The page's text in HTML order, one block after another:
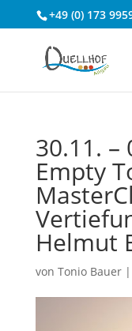
+49 (0) 173
30.11. –
Empty
Helmut
von Tonio Bauer|